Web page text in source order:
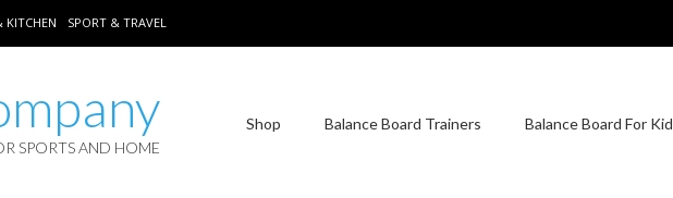
KITCHEN SPORT & TRAVEL
SPORTS AND HOME
Shop Balance Board Trainers Balance Board For Kid